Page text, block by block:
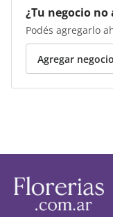
¿Tu negocio no
Podés agregarlo
Agregar negocio